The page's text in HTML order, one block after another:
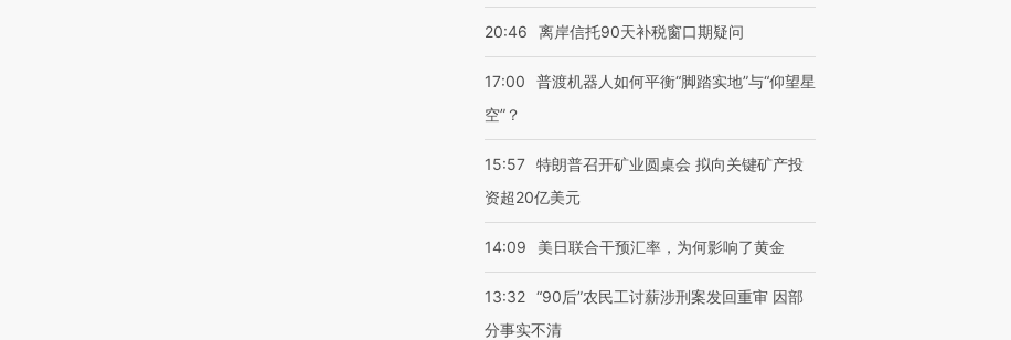
20:46 离岸信托90天补税窗口期疑问
17:00
普渡机器人如何平衡“脚踏实地”与“仰望星
空”？
15:57 特朗普召开矿业圆桌会 拟向关键矿产投
资超20亿美元
14:09 美日联合干预汇率，为何影响了黄金
13:32 “90后”农民工讨薪涉刑案发回重审 因部
分事实不清